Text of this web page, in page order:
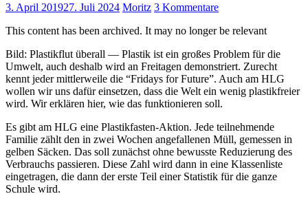
3. April 201927. Juli 2024 Moritz 3 Kommentare
This content has been archived. It may no longer be relevant
Bild: Plastikflut überall — Plastik ist ein großes Problem für die
Umwelt, auch deshalb wird an Freitagen demonstriert. Zurecht
kennt jeder mittlerweile die “Fridays for Future”. Auch am HLG
wollen wir uns dafür einsetzen, dass die Welt ein wenig plastikfreier
wird. Wir erklären hier, wie das funktionieren soll.
Es gibt am HLG eine Plastikfasten-Aktion. Jede teilnehmende
Familie zählt den in zwei Wochen angefallenen Müll, gemessen in
gelben Säcken. Das soll zunächst ohne bewusste Reduzierung des
Verbrauchs passieren. Diese Zahl wird dann in eine Klassenliste
eingetragen, die dann der erste Teil einer Statistik für die ganze
Schule wird.